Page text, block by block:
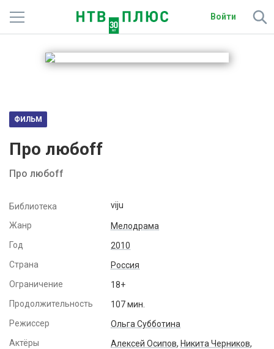
Войти
Телеканалы
О сайте
Активировать промокод
ФИЛЬМ
Про любоff
Про любоff
Библиотека viju
Жанр
Мелодрама
Год
2010
Страна
Россия
Ограничение
18+
Продолжительность
107 мин.
Режиссер
Ольга Субботина
Актёры
Алексей Осипов, Никита Черников,